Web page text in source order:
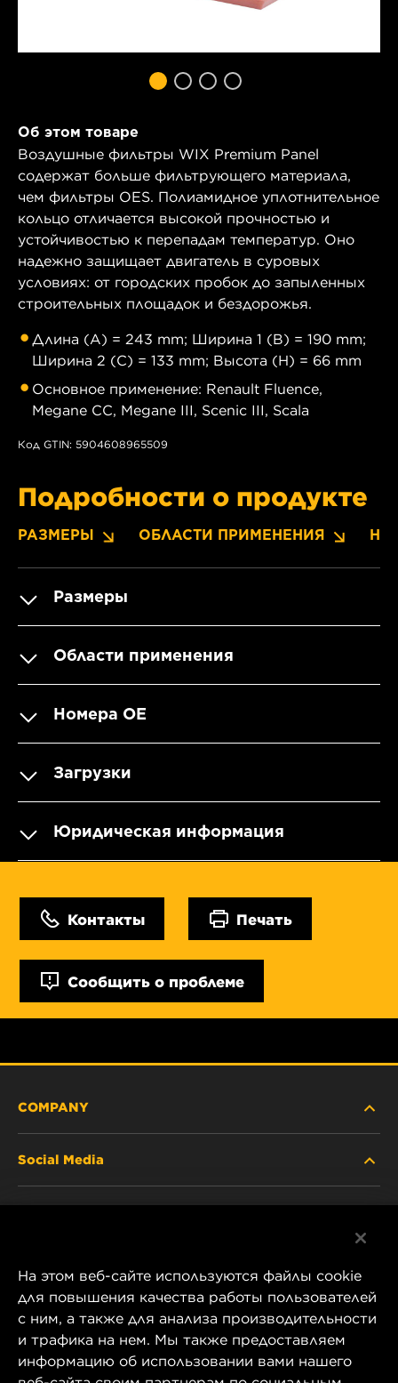
Об этом товаре
Воздушные фильтры WIX Premium Panel
содержат больше фильтрующего материала,
чем фильтры OES. Полиамидное уплотнительное
кольцо отличается высокой прочностью и
устойчивостью к перепадам температур. Оно
надежно защищает двигатель в суровых
условиях: от городских пробок до запыленных
строительных площадок и бездорожья.
Длина (A) = 243 mm; Ширина 1 (B) = 190 mm;
Ширина 2 (C) = 133 mm; Высота (H) = 66 mm
Основное применение: Renault Fluence,
Megane CC, Megane III, Scenic III, Scala
Код GTIN: 5904608965509
Подробности о продукте
РАЗМЕРЫ ОБЛАСТИ ПРИМЕНЕНИЯ
Размеры
Области применения
Номера OE
Загрузки
Юридическая информация
Контакты Печать
Сообщить о проблеме
COMPANY
CAREER
COMPANY STORE
Social Media
Instagram
YouTube
1 Wix Way
На этом веб-сайте используются файлы cookie
для повышения качества работы пользователей
с ним, а также для анализа производительности
и трафика на нем. Мы также предоставляем
информацию об использовании вами нашего